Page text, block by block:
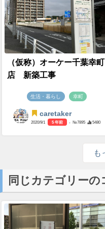
MIKU FLYER・戸閉時アナ
ウンス
カルチャー 千葉みなと駅
caretaker
2021/6/16 5 年前
3887
（仮称）オーケー千葉幸町
店 新築工事
生活・暮らし 幸町